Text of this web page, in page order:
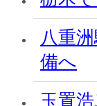
八重
備へ
玉置